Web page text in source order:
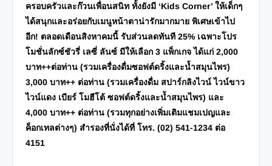
ครอบครัวและก๊วนเพื่อนสนิท ทั้งยังมี ‘Kids Corner’ ให้เด็กๆ
ได้สนุกและอร่อยกับเมนูหน้าตาน่ารักมากมาย พิเศษเข้าไป
อีก! ตลอดเดือนสิงหาคมนี้ รับส่วนลดทันที 25% เฉพาะโปร
โมชั่นลักซ์ชัวรี่ เลซี่ ลันซ์ มีให้เลือก 3 แพ็กเกจ ได้แก่ 2,000
บาท++ต่อท่าน (รวมเครื่องดื่มซอฟต์ดริ้งและน้ำสมุนไพร)
3,000 บาท++ ต่อท่าน (รวมเครื่องดื่ม สปาร์กลิงไวน์ ไวน์ขาว
ไวน์แดง เบียร์ โมฮีโต้ ซอฟต์ดริ้งและน้ำสมุนไพร) และ
4,000 บาท++ ต่อท่าน (รวมทุกอย่างเพิ่มเติมแชมเปญและ
ค็อกเทลต่างๆ) สำรองที่นั่งได้ที่ โทร. (02) 541-1234 ต่อ
4151